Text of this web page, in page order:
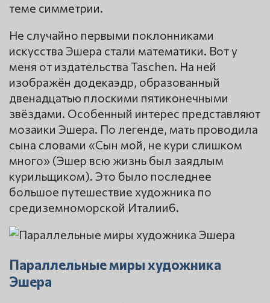
теме симметрии.
Не случайно первыми поклонниками
искусства Эшера стали математики. Вот у
меня от издательства Taschen. На ней
изображён додекаэдр, образованный
двенадцатью плоскими пятиконечными
звёздами. Особенный интерес представляют
мозаики Эшера. По легенде, мать проводила
сына словами «Сын мой, не кури слишком
много» (Эшер всю жизнь был заядлым
курильщиком). Это было последнее
большое путешествие художника по
средиземноморской Италии6.
Параллельные миры художника
Эшера